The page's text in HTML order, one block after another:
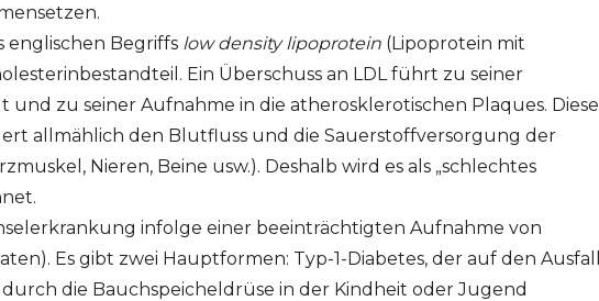
Begriffs low density lipoprotein(Lipoprotein mit
Ein Überschuss an LDL führt zu seiner
und zu seiner Aufnahme in die atherosklerotischen Plaques. Diese
allmählich den Blutfluss und die Sauerstoffversorgung der
Nieren, Beine usw.). Deshalb wird es als „schlechtes
infolge einer beeinträchtigten Aufnahme von
Es gibt zwei Hauptformen: Typ-1-Diabetes, der auf den Ausfall
die Bauchspeicheldrüse in der Kindheit oder Jugend